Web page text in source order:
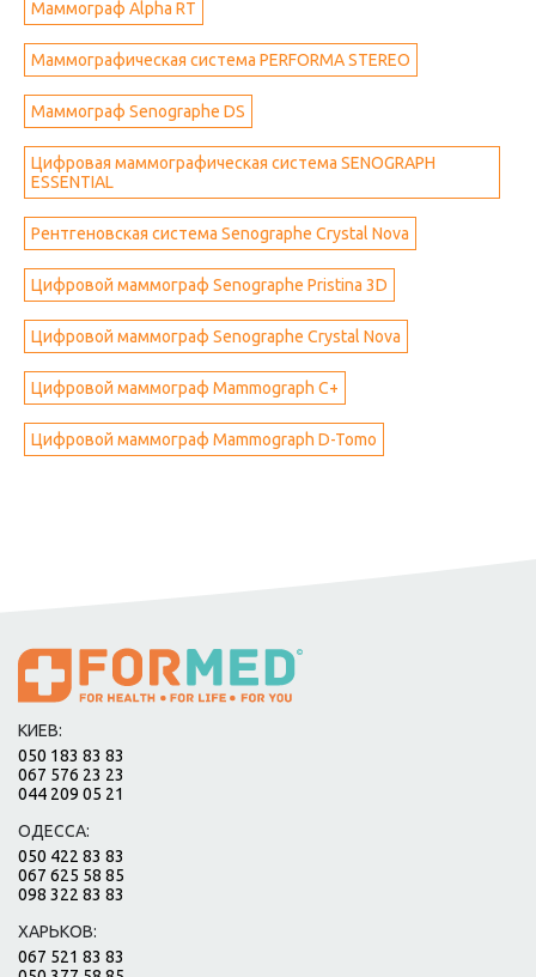
Маммограф Alpha RT
Маммографическая система PERFORMA STEREO
Маммограф Senographe DS
Цифровая маммографическая система SENOGRAPH
ESSENTIAL
Рентгеновская система Senographe Crystal Nova
Цифровой маммограф Senographe Pristina 3D
Цифровой маммограф Senographe Crystal Nova
Цифровой маммограф Mammograph С+
Цифровой маммограф Mammograph D-Tomo
КИЕВ:
050 183 83 83
067 576 23 23
044 209 05 21
ОДЕССА:
050 422 83 83
067 625 58 85
098 322 83 83
ХАРЬКОВ:
067 521 83 83